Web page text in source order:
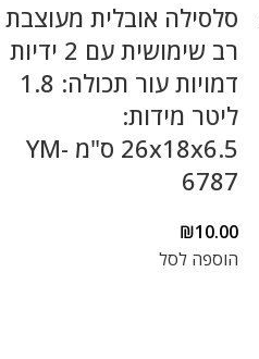
סלסילה אובלית מעוצבת
רב שימושית עם 2 ידיות
דמויות עור תכולה: 1.8
ליטר מידות:
26x18x6.5 ס"מ YM-
6787
₪10.00
הוספה לסל